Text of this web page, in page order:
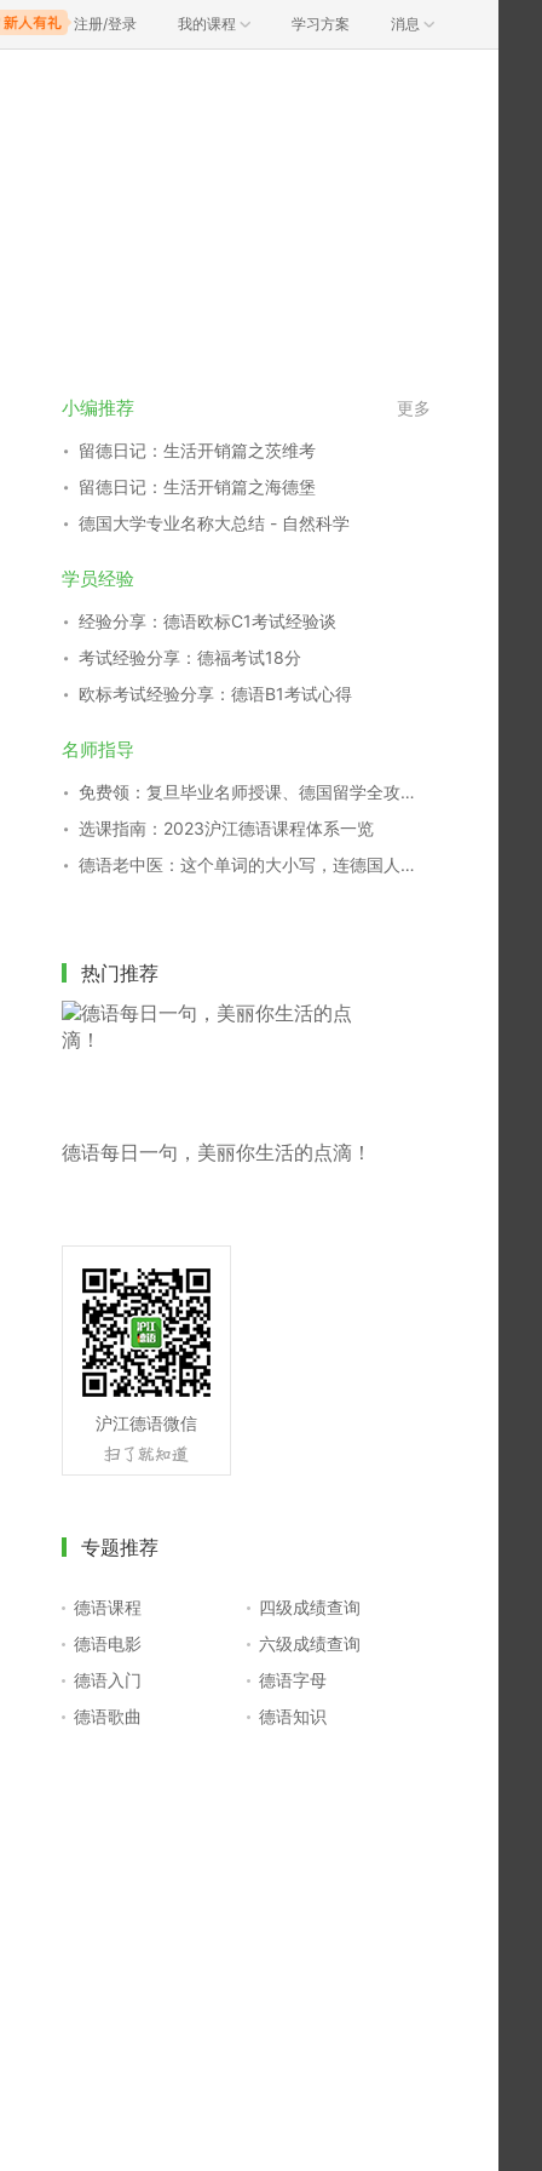
注册/登录 我的课程 学习方案 消息
小编推荐 更多
留德日记：生活开销篇之茨维考
留德日记：生活开销篇之海德堡
德国大学专业名称大总结 - 自然科学
学员经验
经验分享：德语欧标C1考试经验谈
考试经验分享：德福考试18分
欧标考试经验分享：德语B1考试心得
名师指导
免费领：复旦毕业名师授课、德国留学全攻略！（价值￥99）
选课指南：2023沪江德语课程体系一览
德语老中医：这个单词的大小写，连德国人都搞不清！
热门推荐
德语每日一句，美丽你生活的点滴！
沪江德语微信
专题推荐
德语课程
四级成绩查询
德语电影
六级成绩查询
德语入门
德语字母
德语歌曲
德语知识